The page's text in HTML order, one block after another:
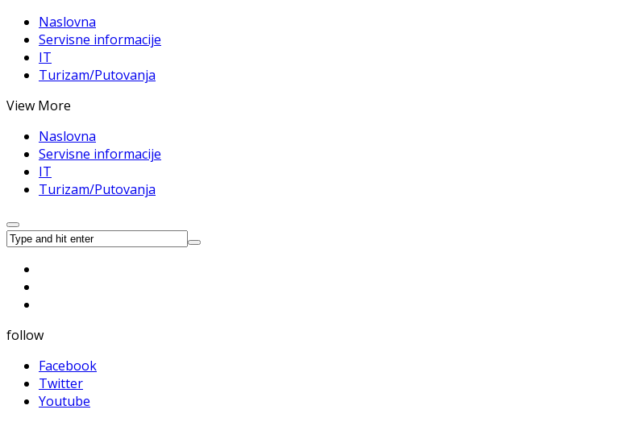
Naslovna
Servisne informacije
IT
Turizam/Putovanja
View More
Naslovna
Servisne informacije
IT
Turizam/Putovanja
follow
Facebook
Twitter
Youtube